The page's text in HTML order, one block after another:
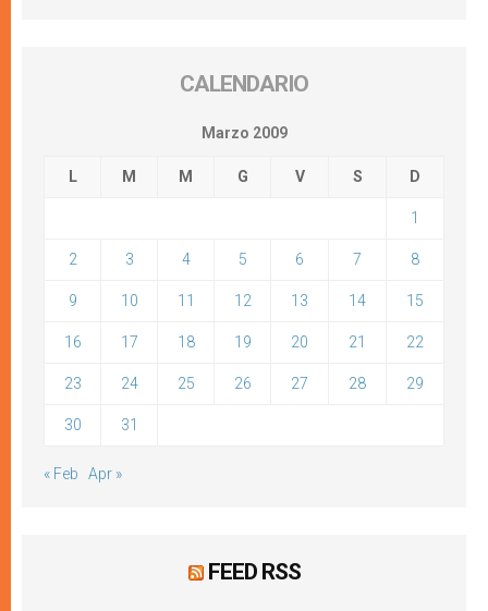
CALENDARIO
Marzo 2009
L M M G V S D
1
2 3 4 5 6 7 8
9 10 11 12 13 14 15
16 17 18 19 20 21 22
23 24 25 26 27 28 29
30 31
« Feb Apr »
FEED RSS